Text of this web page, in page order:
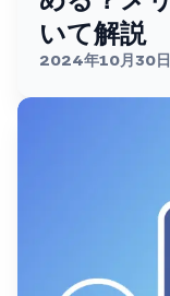
いて解説
2024年10月30日